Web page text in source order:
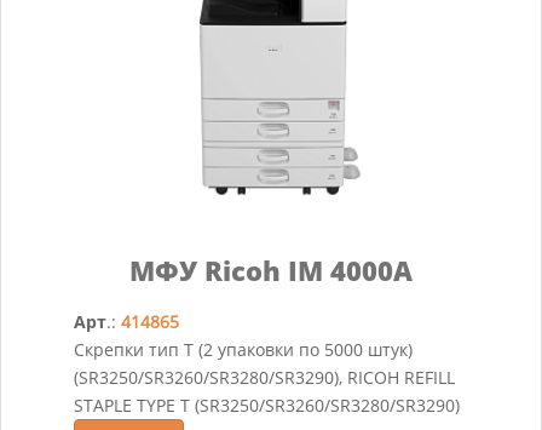
МФУ Ricoh IM 4000A
Арт.: 414865
Скрепки тип T (2 упаковки по 5000 штук)
(SR3250/SR3260/SR3280/SR3290), RICOH REFILL
STAPLE TYPE T (SR3250/SR3260/SR3280/SR3290)